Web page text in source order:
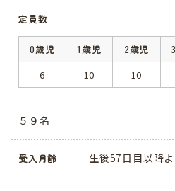
定員数
0歳児 1歳児 2歳児
6
10 10
５９名
受入月齢 生後57日目以降